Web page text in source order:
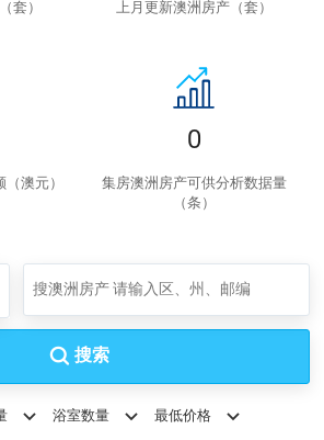
套） 上月更新澳洲房产（套）
澳元）
0
集房澳洲房产可供分析数据量
（条）
搜索
浴室数量 最低价格